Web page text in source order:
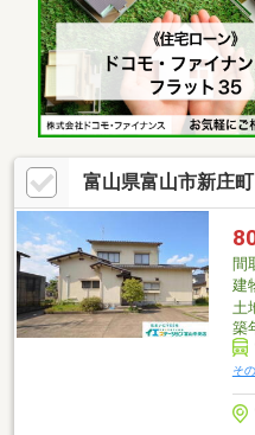
人生の大切なご決断です。気に
ださい。当社スタッフが、ご
します。【0120-011-768】へお
料請求（無料）ボタン】【赤
よりお問い合わせください。
富山県富山市新庄
間
建
土
築
そ